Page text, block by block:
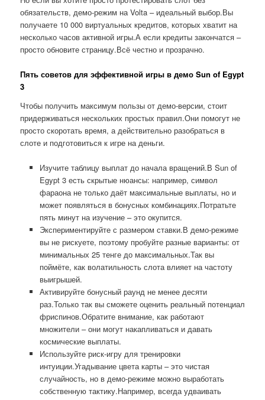
обязательств, демо-режим на Volta – идеальный выбор.Вы
получаете 10 000 виртуальных кредитов, которых хватит на
несколько часов активной игры.А если кредиты закончатся –
просто обновите страницу.Всё честно и прозрачно.
Пять советов для эффективной игры в демо Sun of Egypt
3
Чтобы получить максимум пользы от демо-версии, стоит
придерживаться нескольких простых правил.Они помогут не
просто скоротать время, а действительно разобраться в
слоте и подготовиться к игре на деньги.
Изучите таблицу выплат до начала вращений.В Sun of
Egypt 3 есть скрытые нюансы: например, символ
фараона не только даёт максимальные выплаты, но и
может появляться в бонусных комбинациях.Потратьте
пять минут на изучение – это окупится.
Экспериментируйте с размером ставки.В демо-режиме
вы не рискуете, поэтому пробуйте разные варианты: от
минимальных 25 тенге до максимальных.Так вы
поймёте, как волатильность слота влияет на частоту
выигрышей.
Активируйте бонусный раунд не менее десяти
раз.Только так вы сможете оценить реальный потенциал
фриспинов.Обратите внимание, как работают
множители – они могут накапливаться и давать
космические выплаты.
Используйте риск-игру для тренировки
интуиции.Угадывание цвета карты – это чистая
случайность, но в демо-режиме можно выработать
собственную тактику.Например, всегда удваивать